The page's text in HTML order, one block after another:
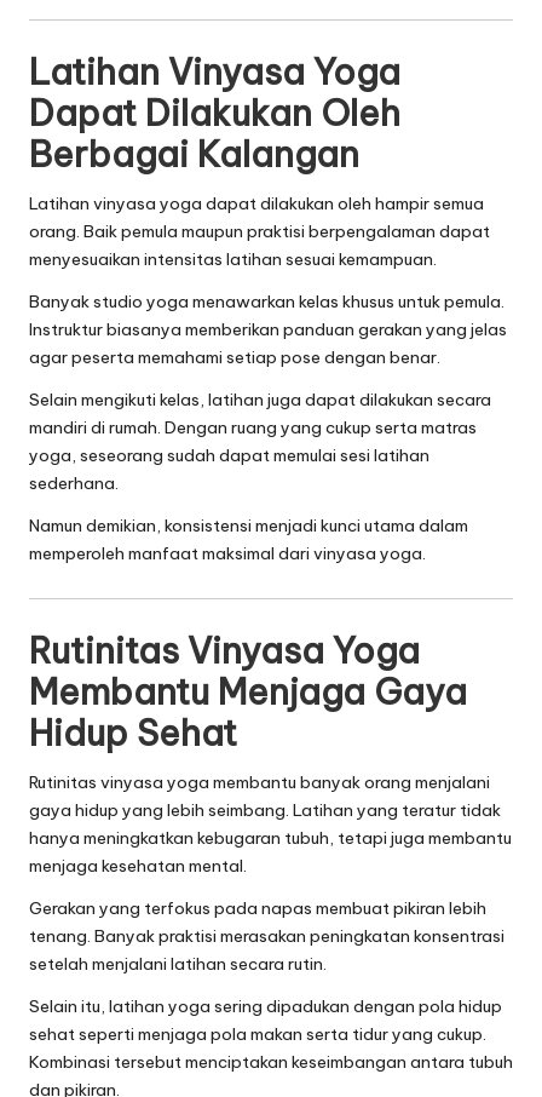
Latihan Vinyasa Yoga
Dapat Dilakukan Oleh
Berbagai Kalangan
Latihan vinyasa yoga dapat dilakukan oleh hampir semua
orang. Baik pemula maupun praktisi berpengalaman dapat
menyesuaikan intensitas latihan sesuai kemampuan.
Banyak studio yoga menawarkan kelas khusus untuk pemula.
Instruktur biasanya memberikan panduan gerakan yang jelas
agar peserta memahami setiap pose dengan benar.
Selain mengikuti kelas, latihan juga dapat dilakukan secara
mandiri di rumah. Dengan ruang yang cukup serta matras
yoga, seseorang sudah dapat memulai sesi latihan
sederhana.
Namun demikian, konsistensi menjadi kunci utama dalam
memperoleh manfaat maksimal dari vinyasa yoga.
Rutinitas Vinyasa Yoga
Membantu Menjaga Gaya
Hidup Sehat
Rutinitas vinyasa yoga membantu banyak orang menjalani
gaya hidup yang lebih seimbang. Latihan yang teratur tidak
hanya meningkatkan kebugaran tubuh, tetapi juga membantu
menjaga kesehatan mental.
Gerakan yang terfokus pada napas membuat pikiran lebih
tenang. Banyak praktisi merasakan peningkatan konsentrasi
setelah menjalani latihan secara rutin.
Selain itu, latihan yoga sering dipadukan dengan pola hidup
sehat seperti menjaga pola makan serta tidur yang cukup.
Kombinasi tersebut menciptakan keseimbangan antara tubuh
dan pikiran.